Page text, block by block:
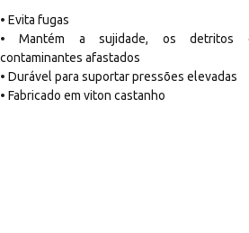
• Evita fugas
• Mantém a sujidade, os detritos
contaminantes afastados
• Durável para suportar pressões elevadas
• Fabricado em viton castanho